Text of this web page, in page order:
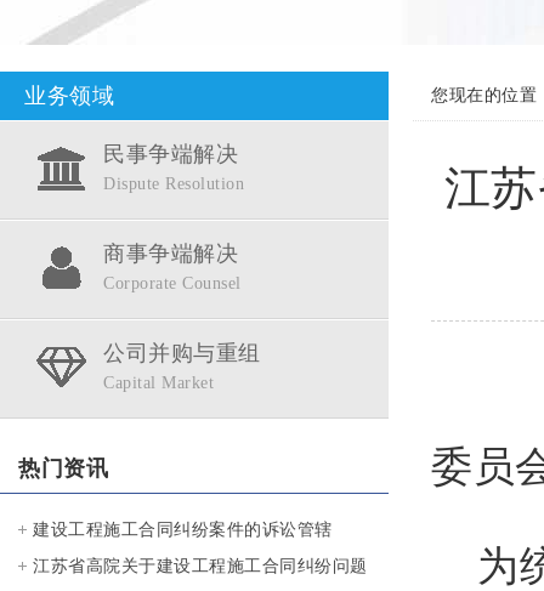
业务领域
民事争端解决
Dispute Resolution
商事争端解决
Corporate Counsel
公司并购与重组
Capital Market
热门资讯
建设工程施工合同纠纷案件的诉讼管辖
江苏省高院关于建设工程施工合同纠纷问题
您现在的位置
江
委员
为